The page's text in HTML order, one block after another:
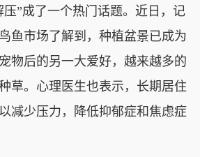
压”成了一个热门话题。近日，记
鱼市场了解到，种植盆景已成为
物后的另一大爱好，越来越多的
草。心理医生也表示，长期居住
减少压力，降低抑郁症和焦虑症